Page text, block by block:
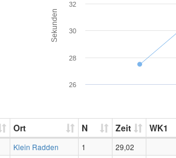
Sekunden
26
28
30
32
Ort N Zeit WK1
Klein Radden 1
29,02